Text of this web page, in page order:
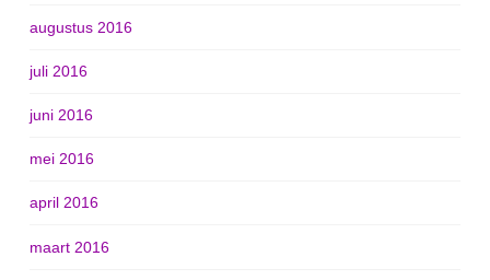
augustus 2016
juli 2016
juni 2016
mei 2016
april 2016
maart 2016